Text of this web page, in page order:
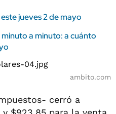
jueves 2 de mayo
a minuto: a cuánto
ambito.com
cerró a